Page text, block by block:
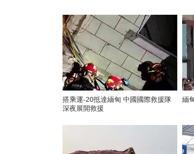
搭乘運-20抵達緬甸 中國國際救援隊
深夜展開救援
緬